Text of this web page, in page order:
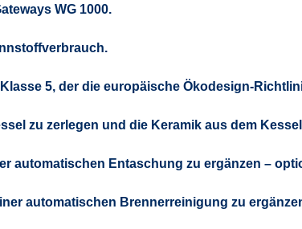
WG 1000.
5, der die europäische Ökodesign-
zu zerlegen und die Keramik aus dem
automatischen Entaschung zu ergänzen –
automatischen Brennerreinigung zu